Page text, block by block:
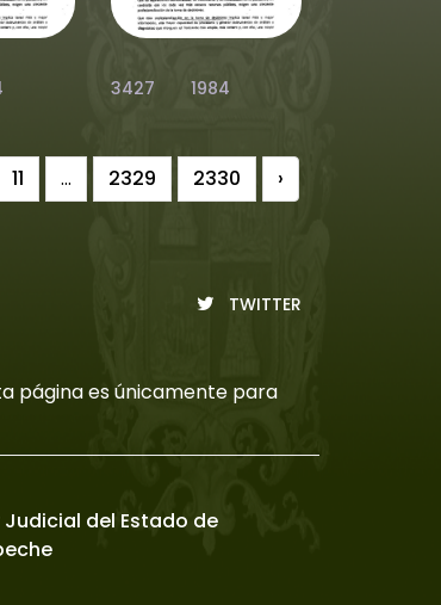
3427 1984
11 ... 2329 2330
›
TWITTER
página es únicamente para
Judicial del Estado de